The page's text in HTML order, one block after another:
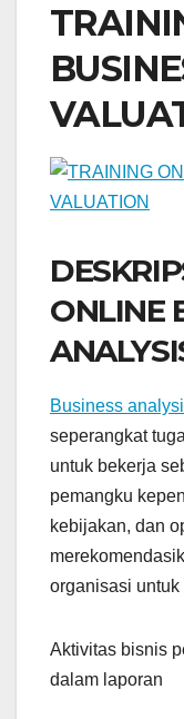
ONLINE
Business
seperangkat
untuk bekerja
pemangku
kebijakan, dan
organisasi
Aktivitas bisnis
dalam laporan